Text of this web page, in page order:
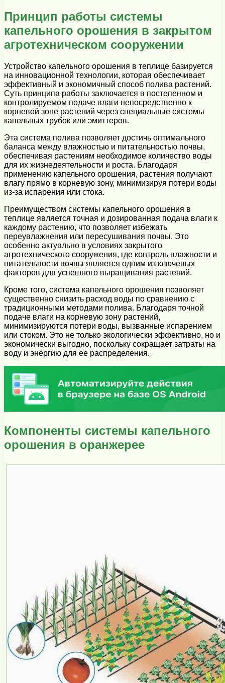
Принцип работы системы
капельного орошения в закрытом
агротехническом сооружении
Устройство капельного орошения в теплице базируется
на инновационной технологии, которая обеспечивает
эффективный и экономичный способ полива растений.
Суть принципа работы заключается в постепенном и
контролируемом подаче влаги непосредственно к
корневой зоне растений через специальные системы
капельных трубок или эмиттеров.
Эта система полива позволяет достичь оптимального
баланса между влажностью и питательностью почвы,
обеспечивая растениям необходимое количество воды
для их жизнедеятельности и роста. Благодаря
применению капельного орошения, растения получают
влагу прямо в корневую зону, минимизируя потери воды
из-за испарения или стока.
Преимуществом системы капельного орошения в
теплице является точная и дозированная подача влаги к
каждому растению, что позволяет избежать
переувлажнения или пересушивания почвы. Это
особенно актуально в условиях закрытого
агротехнического сооружения, где контроль влажности и
питательности почвы является одним из ключевых
факторов для успешного выращивания растений.
Кроме того, система капельного орошения позволяет
существенно снизить расход воды по сравнению с
традиционными методами полива. Благодаря точной
подаче влаги на корневую зону растений,
минимизируются потери воды, вызванные испарением
или стоком. Это не только экологически эффективно, но и
экономически выгодно, поскольку сокращает затраты на
воду и энергию для ее распределения.
Компоненты системы капельного
орошения в оранжерее